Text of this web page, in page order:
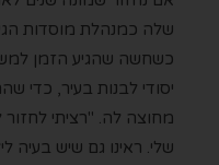
שלה כמנהלת מוסדות
כשחשה שהגיע הזמן
יסודי לבנות בעיר, כדי
מחוצה לה. "רציתי
שלי. ראינו גם שיש בעיה